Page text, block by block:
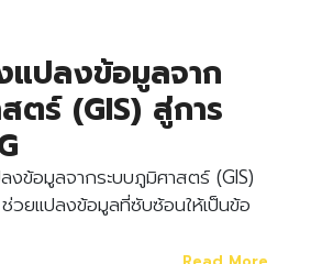
แปลงข้อมูลจาก
ตร์ (GIS) สู่การ
งข้อมูลจากระบบภูมิศาสตร์ (GIS)
วยแปลงข้อมูลที่ซับซ้อนให้เป็นข้อ